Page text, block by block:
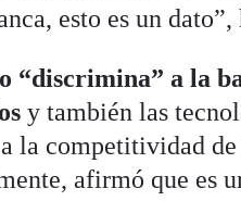
esto es un dato”,
“discrimina” a la
y también las
la competitividad
afirmó que es